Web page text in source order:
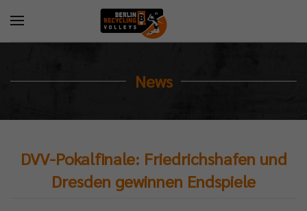
News
DVV-Pokalfinale: Friedrichshafen und
Dresden gewinnen Endspiele